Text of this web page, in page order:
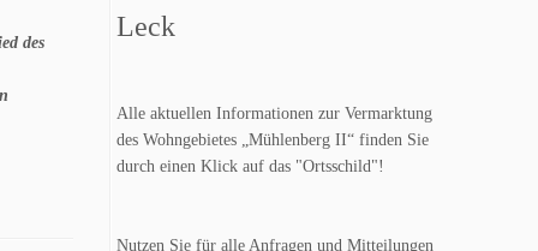
des
Leck
Alle aktuellen Informationen zur Vermarktung
des Wohngebietes „Mühlenberg II“ finden Sie
durch einen Klick auf das "Ortsschild"!
Nutzen Sie für alle Anfragen und Mitteilungen